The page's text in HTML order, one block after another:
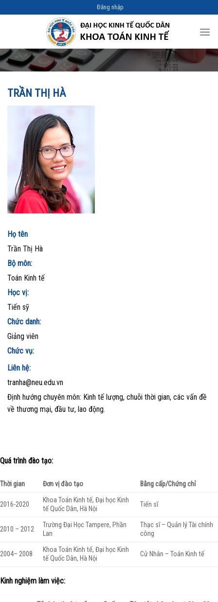
to
Đăng nhập
TRẦN THỊ HÀ
Họ tên
Trần Thị Hà
Bộ môn:
Toán Kinh tế
Học vị:
Tiến sỹ
Chức danh:
Giảng viên
Chức vụ:
Liên hệ:
tranha@neu.edu.vn
Định hướng chuyên môn: Kinh tế lượng, chuỗi thời gian, các vấn đề
về thương mại, đầu tư, lao động.
Quá trình đào tạo:
Thời gian Đơn vị đào tạo Bằng cấp/Chứng chỉ
2016-2020
Khoa Toán Kinh tế, Đại học Kinh
tế Quốc Dân, Hà Nội
Tiến sĩ
2010 – 2012
Trường Đại Học Tampere, Phần
Lan
Thạc sĩ – Quản lý Tài chính
công
2004– 2008
Khoa Toán Kinh tế, Đại học Kinh
tế Quốc Dân, Hà Nội
Cử Nhân – Toán Kinh tế
Kinh nghiệm làm việc: